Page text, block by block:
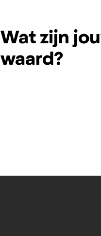
Wat zijn
waard?